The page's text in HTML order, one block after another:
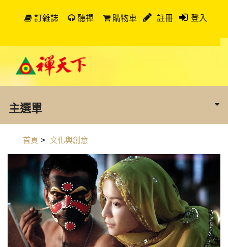
訂雜誌 聽禪 購物車 註冊 登入
主選單
首頁 > 文化與創意